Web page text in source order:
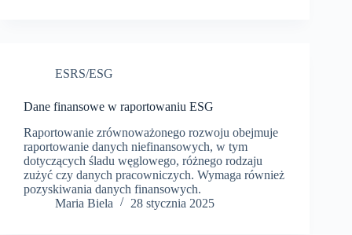
ESRS/ESG
Dane finansowe w raportowaniu ESG
Raportowanie zrównoważonego rozwoju obejmuje
raportowanie danych niefinansowych, w tym
dotyczących śladu węglowego, różnego rodzaju
zużyć czy danych pracowniczych. Wymaga również
pozyskiwania danych finansowych.
Maria Biela
28 stycznia 2025